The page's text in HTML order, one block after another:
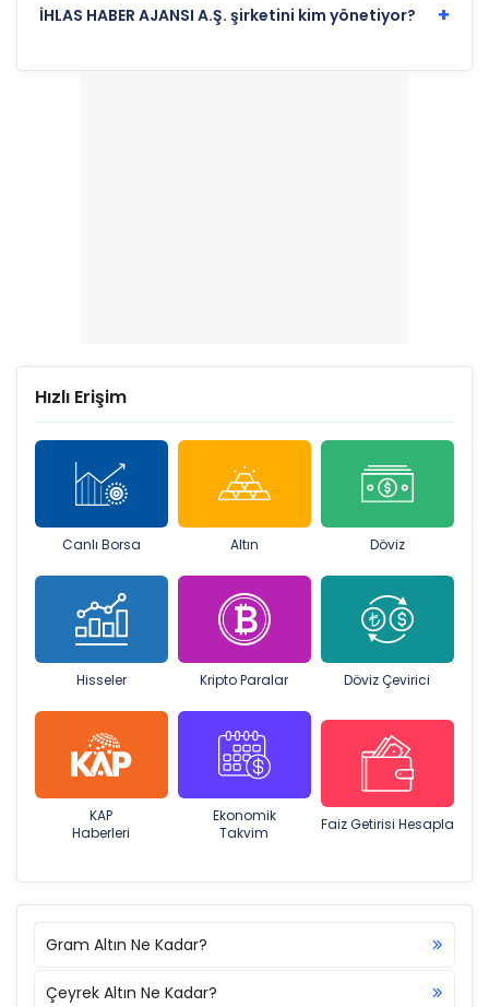
İHLAS HABER AJANSI A.Ş. şirketini kim yönetiyor? +
Hızlı Erişim
Canlı Borsa Altın Döviz
Hisseler Kripto Paralar Döviz Çevirici
KAP
Haberleri
Ekonomik
Takvim
Faiz Getirisi Hesapla
Gram Altın Ne Kadar?
Çeyrek Altın Ne Kadar?